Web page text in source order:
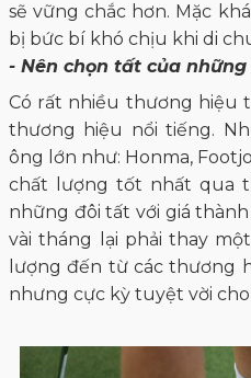
sẽ vững chắc hơn. Mặc
bị bức bí khó chịu khi di
- Nên chọn tất của
Có rất nhiều thương hiệu
thương hiệu nổi tiếng.
ông lớn như: Honma,
chất lượng tốt nhất qua
những đôi tất với giá
vài tháng lại phải thay
lượng đến từ các thương
nhưng cực kỳ tuyệt vời cho